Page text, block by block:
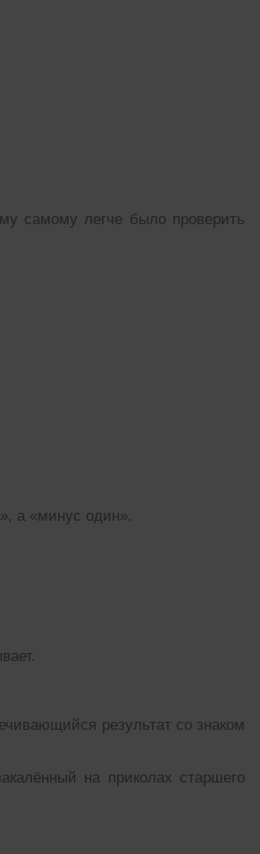
самому легче было проверить
а «минус один».
результат со знаком
на приколах старшего